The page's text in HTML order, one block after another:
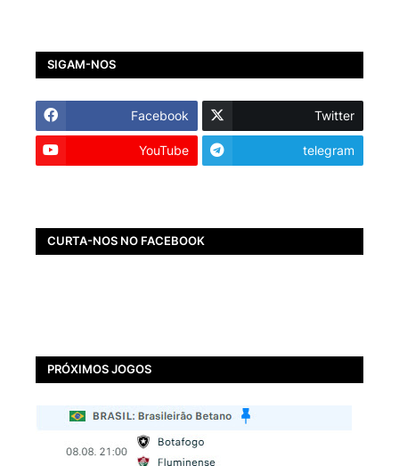
SIGAM-NOS
Facebook Twitter
YouTube telegram
CURTA-NOS NO FACEBOOK
PRÓXIMOS JOGOS